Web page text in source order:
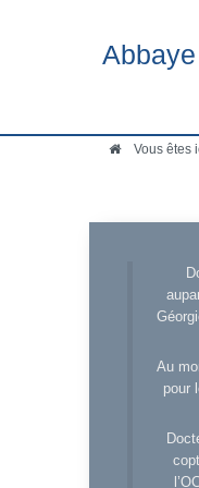
Vous êtes
Au
pour